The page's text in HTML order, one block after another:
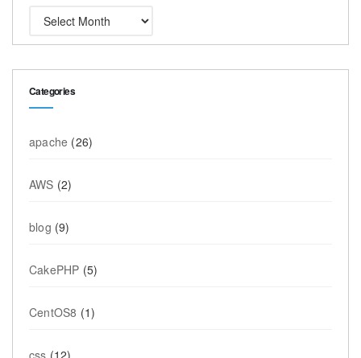
Categories
apache (26)
AWS (2)
blog (9)
CakePHP (5)
CentOS8 (1)